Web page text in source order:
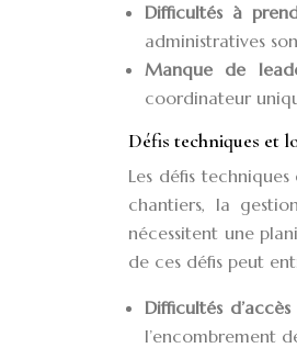
Difficultés à
administratives
Manque de
coordinateur
Défis techniques et
Les défis
chantiers, la
nécessitent une
de ces défis peut
Difficultés
l’encombrement